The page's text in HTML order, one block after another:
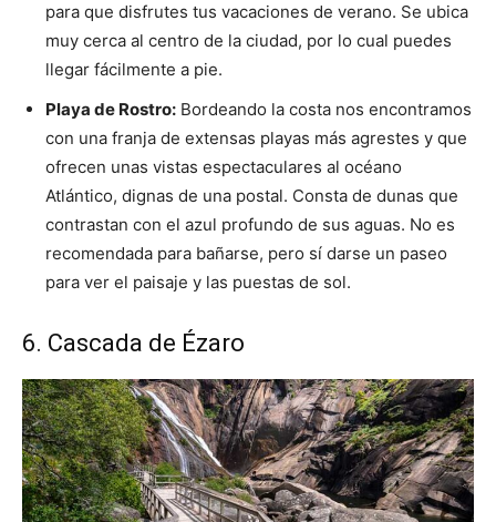
para que disfrutes tus vacaciones de verano. Se ubica
muy cerca al centro de la ciudad, por lo cual puedes
llegar fácilmente a pie.
Playa de Rostro: Bordeando la costa nos encontramos
con una franja de extensas playas más agrestes y que
ofrecen unas vistas espectaculares al océano
Atlántico, dignas de una postal. Consta de dunas que
contrastan con el azul profundo de sus aguas. No es
recomendada para bañarse, pero sí darse un paseo
para ver el paisaje y las puestas de sol.
6. Cascada de Ézaro